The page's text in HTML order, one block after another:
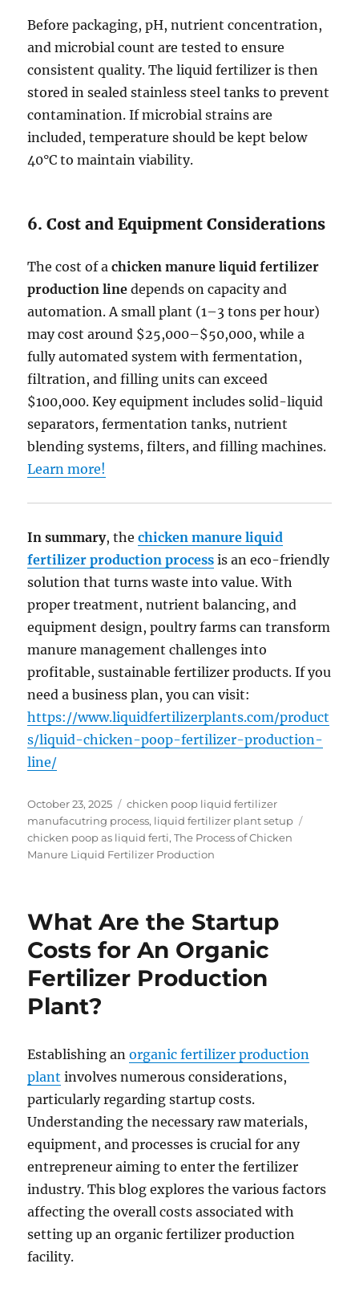
Before packaging, pH, nutrient concentration,
and microbial count are tested to ensure
consistent quality. The liquid fertilizer is then
stored in sealed stainless steel tanks to prevent
contamination. If microbial strains are
included, temperature should be kept below
40°C to maintain viability.
6. Cost and Equipment Considerations
The cost of achicken manure liquid fertilizer
production line depends on capacity and
automation. A small plant (1–3 tons per hour)
may cost around $25,000–$50,000, while a
fully automated system with fermentation,
filtration, and filling units can exceed
$100,000. Key equipment includes solid-liquid
separators, fermentation tanks, nutrient
blending systems, filters, and filling machines.
Learn more!
In summary, thechicken manure liquid
fertilizer production process is an eco-friendly
solution that turns waste into value. With
proper treatment, nutrient balancing, and
equipment design, poultry farms can transform
manure management challenges into
profitable, sustainable fertilizer products. If you
need a business plan, you can visit:
https://www.liquidfertilizerplants.com/product
s/liquid-chicken-poop-fertilizer-production-
line/
Posted
on
October 23, 2025 Categories
chicken poop liquid fertilizer
manufacutring process, liquid fertilizer plant setup
chicken poop as liquid ferti,The Process of Chicken
Manure Liquid Fertilizer Production
What Are the Startup
Costs for An Organic
Fertilizer Production
Plant?
Establishing anorganic fertilizer production
plant involves numerous considerations,
particularly regarding startup costs.
Understanding the necessary raw materials,
equipment, and processes is crucial for any
entrepreneur aiming to enter the fertilizer
industry. This blog explores the various factors
affecting the overall costs associated with
setting up an organic fertilizer production
facility.